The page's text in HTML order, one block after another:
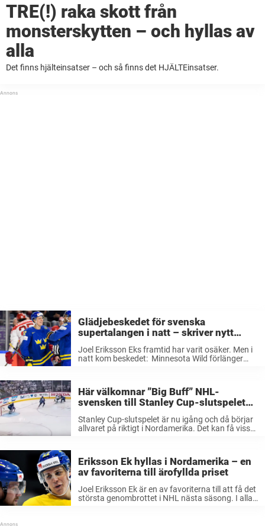
TRE(!) raka skott från
monsterskytten – och hyllas av
alla
Det finns hjälteinsatser – och så finns det HJÄLTEinsatser.
Glädjebeskedet för svenska
supertalangen i natt – skriver nytt
Joel Eriksson Eks framtid har varit osäker. Men i
natt kom beskedet: Minnesota Wild förlänger
Här välkomnar ”Big Buff” NHL-
svensken till Stanley Cup-slutspelet
Stanley Cup-slutspelet är nu igång och då börjar
allvaret på riktigt i Nordamerika. Det kan få vissa
Eriksson Ek hyllas i Nordamerika – en
av favoriterna till ärofyllda priset
Joel Eriksson Ek är en av favoriterna till att få det
största genombrottet i NHL nästa säsong. I alla